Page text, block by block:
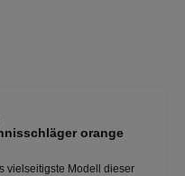
orange
vielseitigste Modell dieser